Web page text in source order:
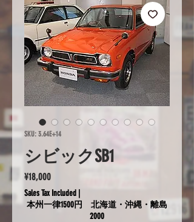
SKU: 3.64E+14
シビックSB1
¥18,000Price
Sales Tax Included
本州一律1500円 北海道・沖縄・離島
2000